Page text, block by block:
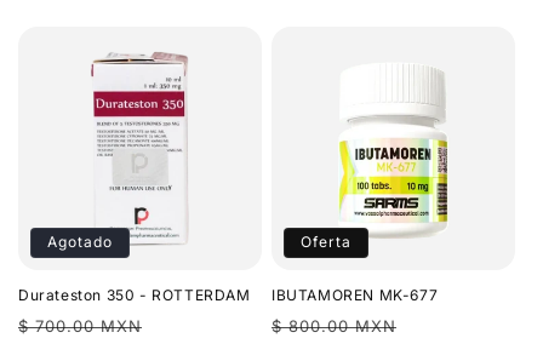
Agotado
Durateston 350 - ROTTERDAM
Precio
$ 700.00 MXN
Oferta
IBUTAMOREN MK-677
Precio
$ 800.00 MXN